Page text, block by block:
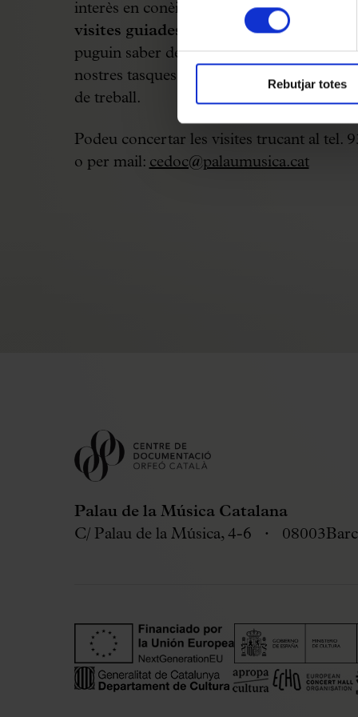
consentiment
Rebutjar totes
interès en conèixer com treballem, el
visites guiades per a universitaris
puguin saber de primera mà com
nostres tasques i quins són els nostres
de treball.
Podeu concertar les visites trucant al tel.
o per mail: cedoc@palaumusica.cat
Palau de la Música Catalana
C/ Palau de la Música, 4-6
08003